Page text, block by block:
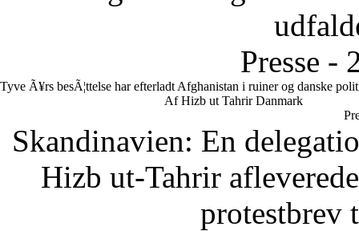
Presse -
Tyve Ã¥rs besÃ¦ttelse har efterladt Afghanistan i ruiner og danske
Af Hizb ut Tahrir Danmark
Skandinavien: En
Hizb ut-Tahrir
protestbrev